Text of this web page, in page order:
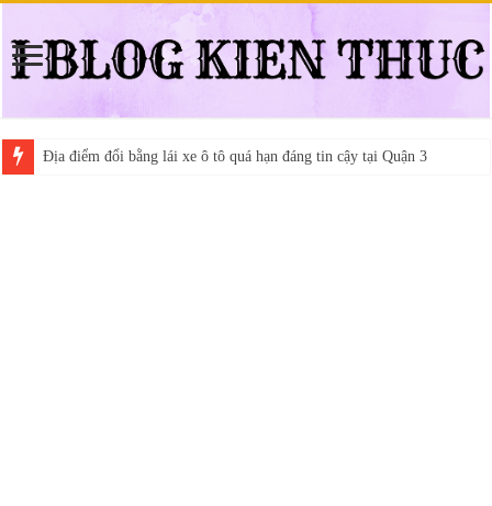
Địa điểm đổi bằng lái xe ô tô quá hạn đáng tin cậy tại Quận 3
Trung tâm nào học thi giấy phép lái xe hạng A (A2 cũ), A1 uy tín tại